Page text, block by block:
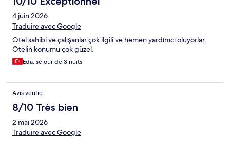
4 juin 2026
Traduire avec Google
Otel sahibi ve çalışanlar çok ilgili ve hemen yardımcı oluyorlar.
Otelin konumu çok güzel.
Eda, séjour de 3 nuits
Avis vérifié
8/10 Très bien
2 mai 2026
Traduire avec Google